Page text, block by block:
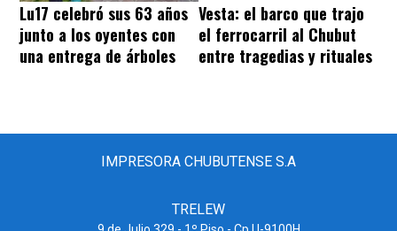
Lu17 celebró sus 63 años
junto a los oyentes con
una entrega de árboles
Vesta: el barco que trajo
el ferrocarril al Chubut
entre tragedias y rituales
IMPRESORA CHUBUTENSE S.A
TRELEW